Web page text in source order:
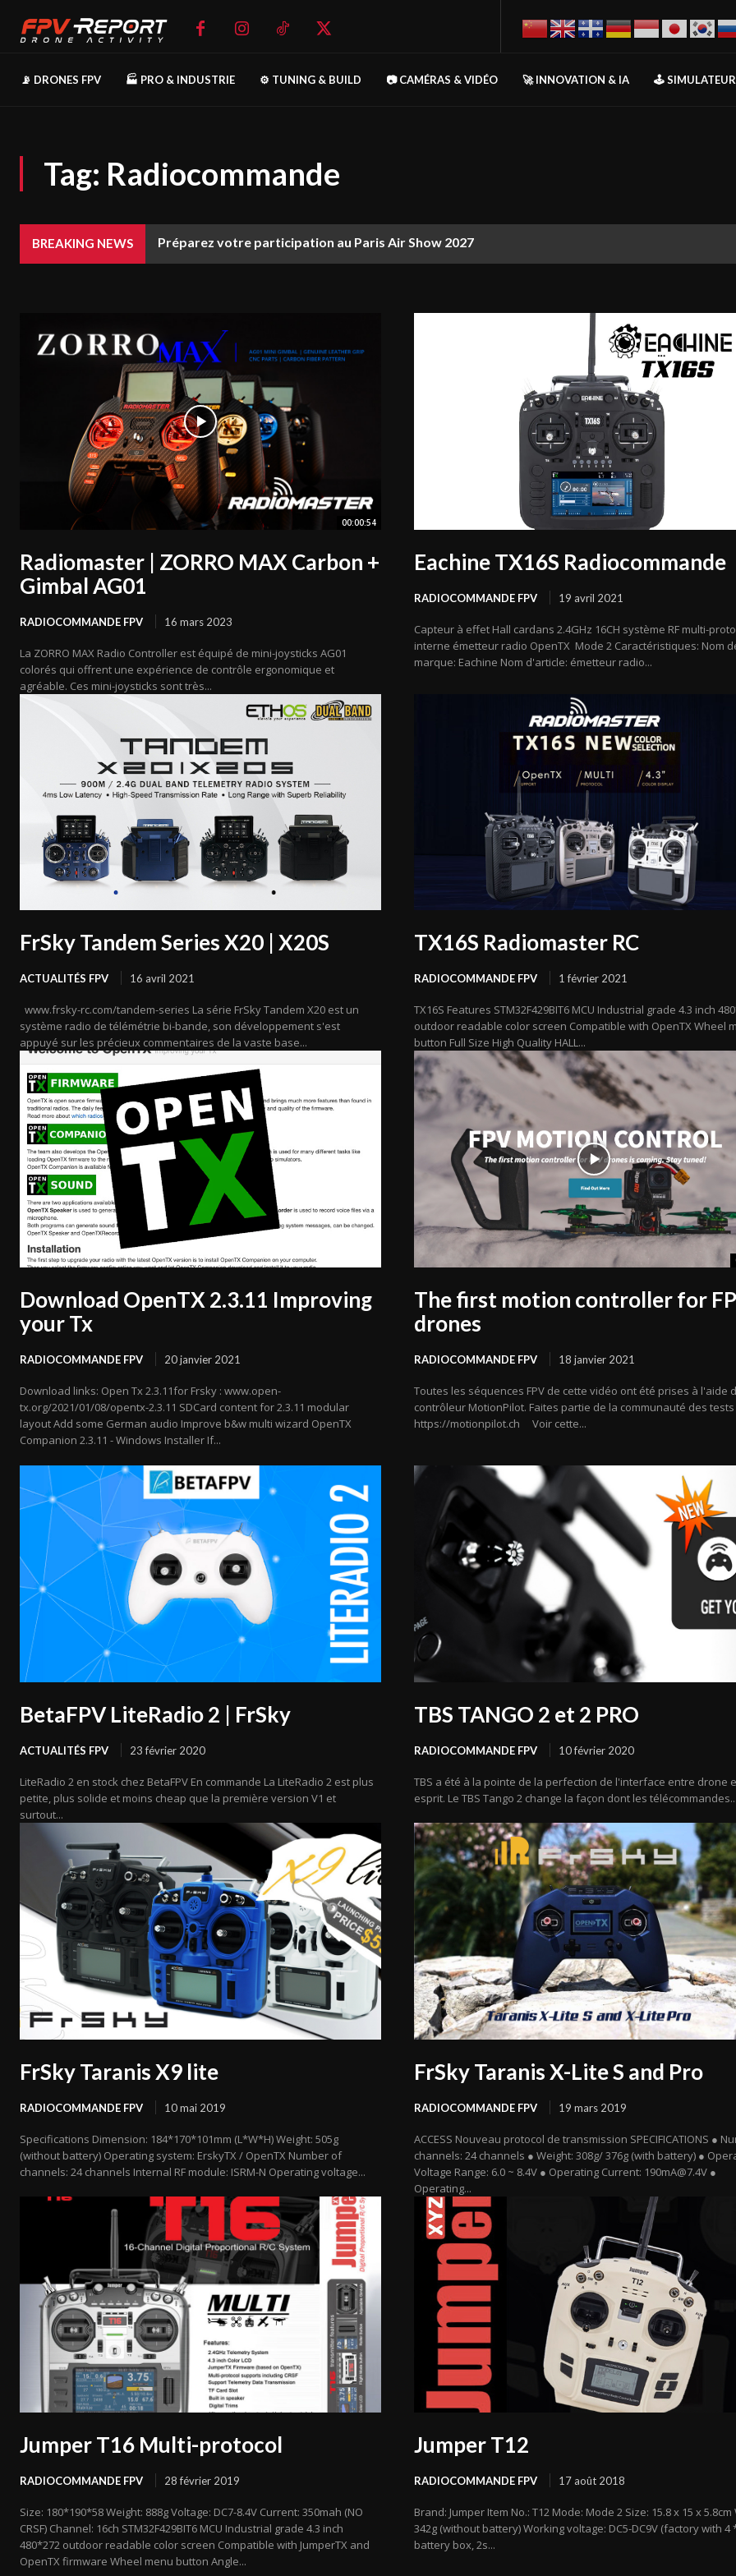
📡 DRONES FPV 🏭 PRO & INDUSTRIE ⚙️ TUNING & BUILD 📷 CAMÉRAS & VIDÉO 🚀 INNOVATION & IA 🕹️
Tag: Radiocommande
BREAKING NEWS Préparez votre participation au Paris Air Show 2027
00:00:54
Radiomaster | ZORRO MAX Carbon +
Gimbal AG01
RADIOCOMMANDE FPV 16 mars 2023
La ZORRO MAX Radio Controller est équipé de mini-joysticks AG01
colorés qui offrent une expérience de contrôle ergonomique et
agréable. Ces mini-joysticks sont très...
Eachine TX16S Radiocommande
RADIOCOMMANDE FPV 19 avril 2021
Capteur à effet Hall cardans 2.4GHz 16CH système RF multi-
interne émetteur radio OpenTX Mode 2 Caractéristiques: Nom
marque: Eachine Nom d'article: émetteur radio...
FrSky Tandem Series X20 | X20S
ACTUALITÉS FPV 16 avril 2021
www.frsky-rc.com/tandem-series La série FrSky Tandem X20 est un
système radio de télémétrie bi-bande, son développement s'est
appuyé sur les précieux commentaires de la vaste base...
TX16S Radiomaster RC
RADIOCOMMANDE FPV 1 février 2021
TX16S Features STM32F429BIT6 MCU Industrial grade 4.3 inch
outdoor readable color screen Compatible with OpenTX Wheel
button Full Size High Quality HALL...
Download OpenTX 2.3.11 Improving
your Tx
RADIOCOMMANDE FPV 20 janvier 2021
Download links: Open Tx 2.3.11for Frsky : www.open-
tx.org/2021/01/08/opentx-2.3.11 SDCard content for 2.3.11 modular
layout Add some German audio Improve b&w multi wizard OpenTX
Companion 2.3.11 - Windows Installer If...
The first motion controller for
drones
RADIOCOMMANDE FPV 18 janvier 2021
Toutes les séquences FPV de cette vidéo ont été prises à l'aide
contrôleur MotionPilot. Faites partie de la communauté des
https://motionpilot.ch Voir cette...
BetaFPV LiteRadio 2 | FrSky
ACTUALITÉS FPV 23 février 2020
LiteRadio 2 en stock chez BetaFPV En commande La LiteRadio 2 est plus
petite, plus solide et moins cheap que la première version V1 et
surtout...
TBS TANGO 2 et 2 PRO
RADIOCOMMANDE FPV 10 février 2020
TBS a été à la pointe de la perfection de l'interface entre drone
esprit. Le TBS Tango 2 change la façon dont les
FrSky Taranis X9 lite
RADIOCOMMANDE FPV 10 mai 2019
Specifications Dimension: 184*170*101mm (L*W*H) Weight: 505g
(without battery) Operating system: ErskyTX / OpenTX Number of
channels: 24 channels Internal RF module: ISRM-N Operating voltage...
FrSky Taranis X-Lite S and Pro
RADIOCOMMANDE FPV 19 mars 2019
ACCESS Nouveau protocol de transmission SPECIFICATIONS ●
channels: 24 channels ● Weight: 308g/ 376g (with battery) ●
Voltage Range: 6.0 ~ 8.4V ● Operating Current: 190mA@7.4V ●
Operating...
Jumper T16 Multi-protocol
RADIOCOMMANDE FPV 28 février 2019
Size: 180*190*58 Weight: 888g Voltage: DC7-8.4V Current: 350mah (NO
CRSF) Channel: 16ch STM32F429BIT6 MCU Industrial grade 4.3 inch
480*272 outdoor readable color screen Compatible with JumperTX and
OpenTX firmware Wheel menu button Angle...
Jumper T12
RADIOCOMMANDE FPV 17 août 2018
Brand: Jumper Item No.: T12 Mode: Mode 2 Size: 15.8 x 15 x 5.8cm
342g (without battery) Working voltage: DC5-DC9V (factory with 4
battery box, 2s...